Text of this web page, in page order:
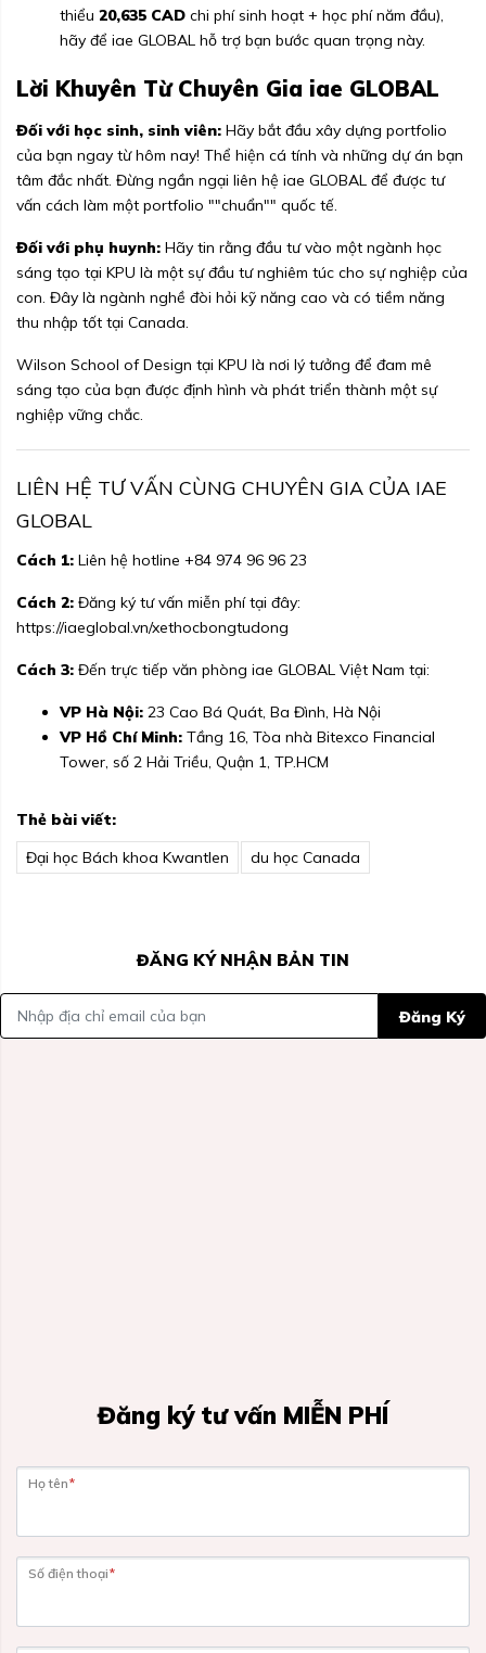
thiểu 20,635 CAD chi phí sinh hoạt + học phí năm đầu),
hãy để iae GLOBAL hỗ trợ bạn bước quan trọng này.
Lời Khuyên Từ Chuyên Gia iae GLOBAL
Đối với học sinh, sinh viên: Hãy bắt đầu xây dựng portfolio
của bạn ngay từ hôm nay! Thể hiện cá tính và những dự án bạn
tâm đắc nhất. Đừng ngần ngại liên hệ iae GLOBAL để được tư
vấn cách làm một portfolio ""chuẩn"" quốc tế.
Đối với phụ huynh: Hãy tin rằng đầu tư vào một ngành học
sáng tạo tại KPU là một sự đầu tư nghiêm túc cho sự nghiệp của
con. Đây là ngành nghề đòi hỏi kỹ năng cao và có tiềm năng
thu nhập tốt tại Canada.
Wilson School of Design tại KPU là nơi lý tưởng để đam mê
sáng tạo của bạn được định hình và phát triển thành một sự
nghiệp vững chắc.
LIÊN HỆ TƯ VẤN CÙNG CHUYÊN GIA CỦA IAE
GLOBAL
Cách 1: Liên hệ hotline +84 974 96 96 23
Cách 2: Đăng ký tư vấn miễn phí tại đây:
https://iaeglobal.vn/xethocbongtudong
Cách 3: Đến trực tiếp văn phòng iae GLOBAL Việt Nam tại:
VP Hà Nội: 23 Cao Bá Quát, Ba Đình, Hà Nội
VP Hồ Chí Minh: Tầng 16, Tòa nhà Bitexco Financial
Tower, số 2 Hải Triều, Quận 1, TP.HCM
Thẻ bài viết:
Đại học Bách khoa Kwantlen
du học Canada
ĐĂNG KÝ NHẬN BẢN TIN
Đăng Ký
Đăng ký tư vấn MIỄN PHÍ
Họ tên*
Số điện thoại*